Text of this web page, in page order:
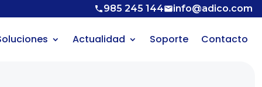
985 245 144 info@adico.com
Actualidad Soporte Contacto